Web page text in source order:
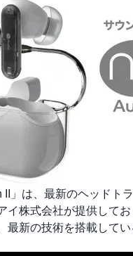
」は、最新のヘッドト
イ株式会社が提供して
新の技術を搭載してい